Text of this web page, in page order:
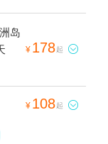
岛
¥ 178起 
¥ 108起 